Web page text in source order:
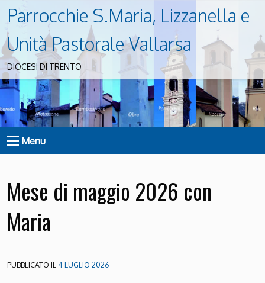
Parrocchie S.Maria, Lizzanella e
Unità Pastorale Vallarsa
DIOCESI DI TRENTO
Menu
Mese di maggio 2026 con
Maria
PUBBLICATO IL4 LUGLIO 2026